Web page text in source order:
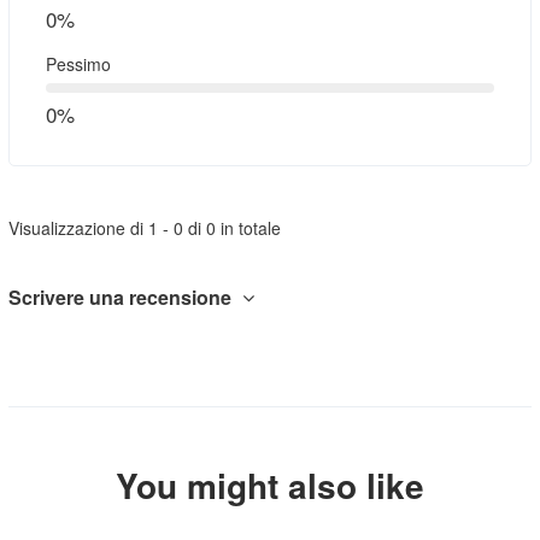
0%
Pessimo
0%
Visualizzazione di 1 - 0 di 0 in totale
Scrivere una recensione
You might also like